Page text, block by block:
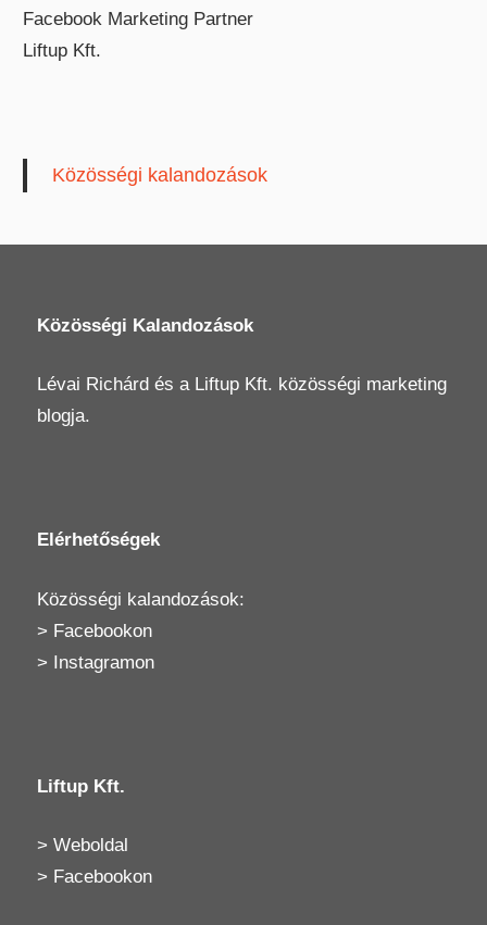
Facebook Marketing Partner
Liftup Kft.
Közösségi kalandozások
Közösségi Kalandozások
Lévai Richárd és a Liftup Kft. közösségi marketing
blogja.
Elérhetőségek
Közösségi kalandozások:
> Facebookon
> Instagramon
Liftup Kft.
> Weboldal
> Facebookon